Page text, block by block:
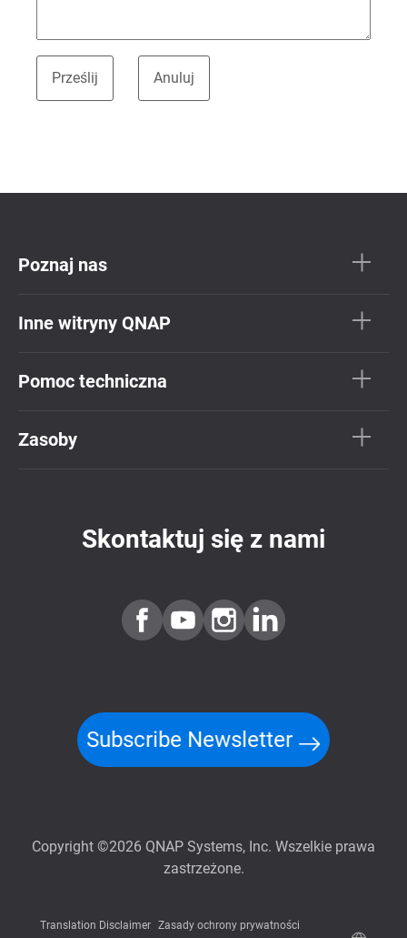
Poznaj nas
Inne witryny QNAP
Pomoc techniczna
Zasoby
Skontaktuj się z nami
Subscribe Newsletter
Copyright ©2026 QNAP Systems, Inc. Wszelkie prawa
zastrzeżone.
Translation Disclaimer Zasady ochrony prywatności